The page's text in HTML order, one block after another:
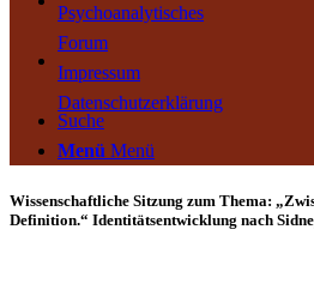
Psychoanalytisches
Forum
Impressum
Datenschutzerklärung
Suche
Menü Menü
Wissenschaftliche Sitzung zum Thema:
Definition.“ Identitätsentwicklung nach